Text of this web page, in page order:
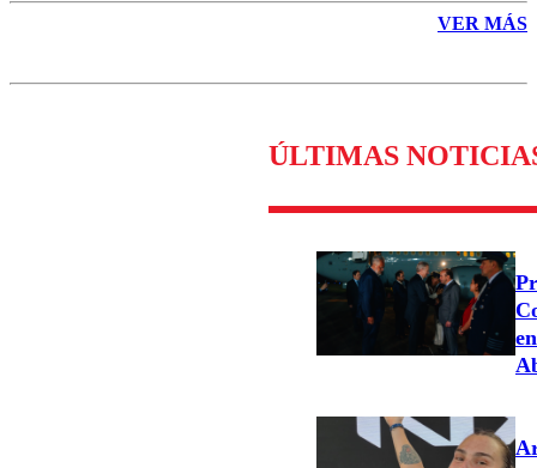
VER MÁS
ÚLTIMAS